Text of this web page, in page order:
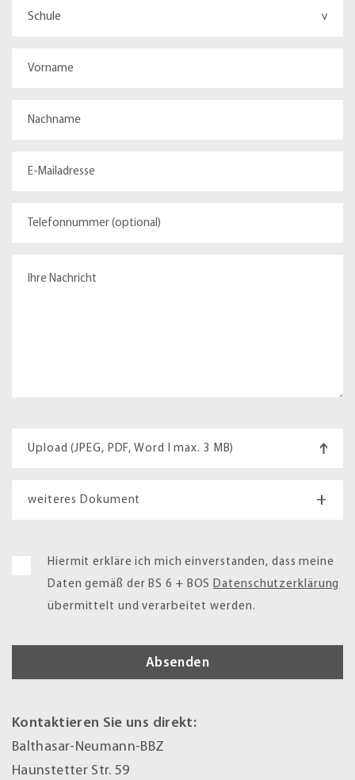
Upload (JPEG, PDF, Word I max. 3 MB)
weiteres Dokument +
Hiermit erkläre ich mich einverstanden, dass meine
Daten gemäß der BS 6 + BOS Datenschutzerklärung
übermittelt und verarbeitet werden.
Kontaktieren Sie uns direkt:
Balthasar-Neumann-BBZ
Haunstetter Str. 59